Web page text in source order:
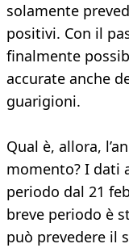
solamente
positivi. Con il
finalmente
accurate anche
guarigioni.
Qual è, allora,
momento? I dati
periodo dal 21
breve periodo è
può prevedere il